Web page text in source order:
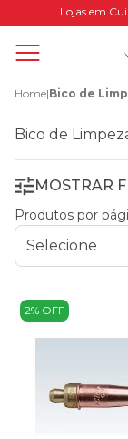
Lojas em
Home|Bico de
Bico de
MOSTRAR
Produtos por
2% OFF